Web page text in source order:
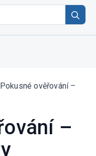
for:
Pokusné ověřování –
–